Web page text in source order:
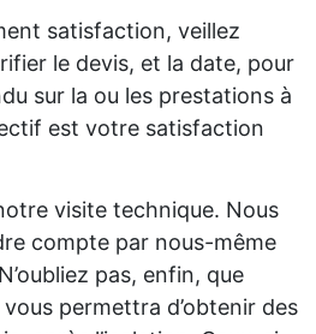
satisfaction, veillez
le devis, et la date, pour
sur la ou les prestations à
est votre satisfaction
visite technique. Nous
compte par nous-même
pas, enfin, que
permettra d’obtenir des